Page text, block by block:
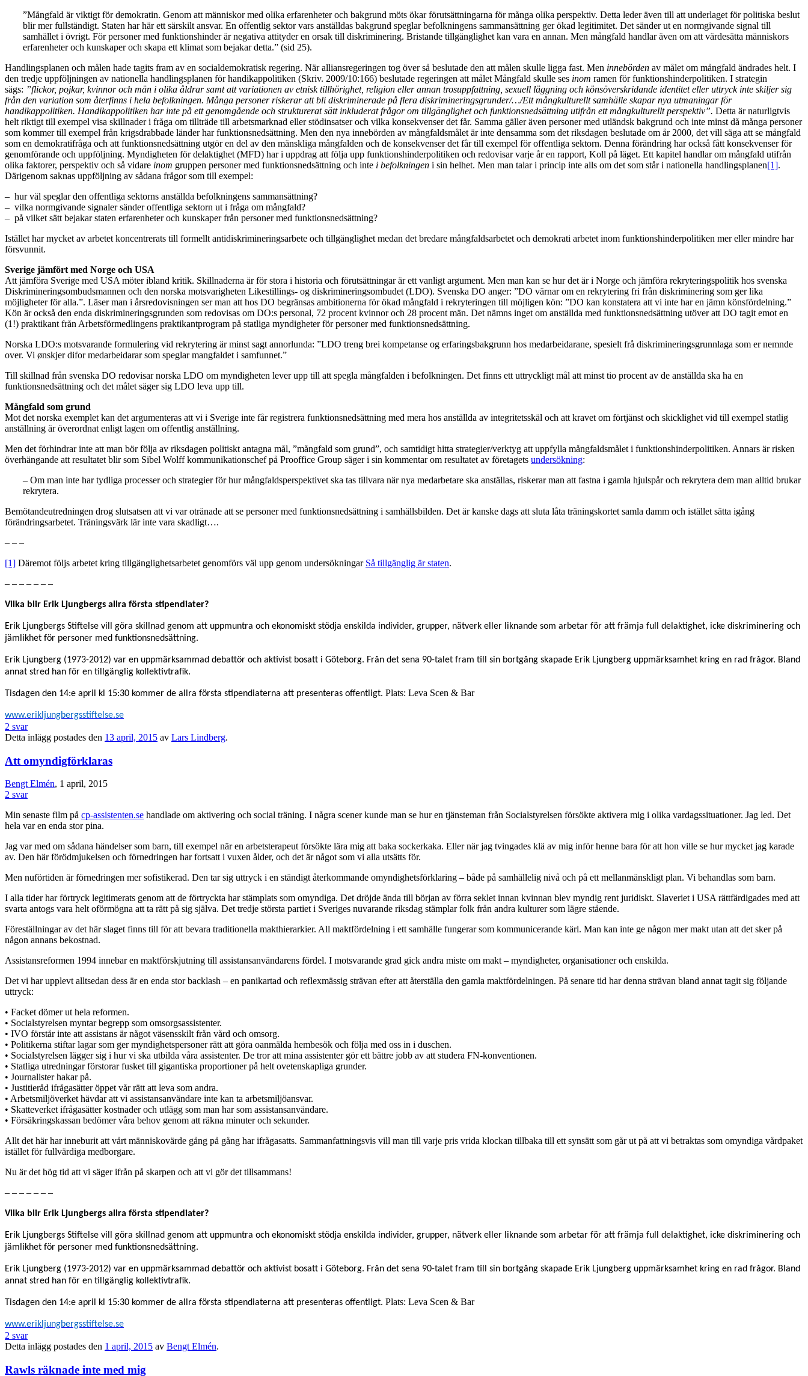
”Mångfald är viktigt för demokratin. Genom att människor med olika erfarenheter och bakgrund möts ökar förutsättningarna för många olika perspektiv. Detta leder även till att underlaget för politiska beslut
blir mer fullständigt. Staten har här ett särskilt ansvar. En offentlig sektor vars anställdas bakgrund speglar befolkningens sammansättning ger ökad legitimitet. Det sänder ut en normgivande signal till
samhället i övrigt. För personer med funktionshinder är negativa attityder en orsak till diskriminering. Bristande tillgänglighet kan vara en annan. Men mångfald handlar även om att värdesätta människors
erfarenheter och kunskaper och skapa ett klimat som bejakar detta.” (sid 25).
Handlingsplanen och målen hade tagits fram av en socialdemokratisk regering. När alliansregeringen tog över så beslutade den att målen skulle ligga fast. Men innebörden av målet om mångfald ändrades helt. I
den tredje uppföljningen av nationella handlingsplanen för handikappolitiken (Skriv. 2009/10:166) beslutade regeringen att målet Mångfald skulle ses inom ramen för funktionshinderpolitiken. I strategin
sägs: ”flickor, pojkar, kvinnor och män i olika åldrar samt att variationen av etnisk tillhörighet, religion eller annan trosuppfattning, sexuell läggning och könsöverskridande identitet eller uttryck inte skiljer sig
från den variation som återfinns i hela befolkningen. Många personer riskerar att bli diskriminerade på flera diskrimineringsgrunder/…/Ett mångkulturellt samhälle skapar nya utmaningar för
handikappolitiken. Handikappolitiken har inte på ett genomgående och strukturerat sätt inkluderat frågor om tillgänglighet och funktionsnedsättning utifrån ett mångkulturellt perspektiv”. Detta är naturligtvis
helt riktigt till exempel visa skillnader i fråga om tillträde till arbetsmarknad eller stödinsatser och vilka konsekvenser det får. Samma gäller även personer med utländsk bakgrund och inte minst då många personer
som kommer till exempel från krigsdrabbade länder har funktionsnedsättning. Men den nya innebörden av mångfaldsmålet är inte densamma som det riksdagen beslutade om år 2000, det vill säga att se mångfald
som en demokratifråga och att funktionsnedsättning utgör en del av den mänskliga mångfalden och de konsekvenser det får till exempel för offentliga sektorn. Denna förändring har också fått konsekvenser för
genomförande och uppföljning. Myndigheten för delaktighet (MFD) har i uppdrag att följa upp funktionshinderpolitiken och redovisar varje år en rapport, Koll på läget. Ett kapitel handlar om mångfald utifrån
olika faktorer, perspektiv och så vidare inom gruppen personer med funktionsnedsättning och inte i befolkningen i sin helhet. Men man talar i princip inte alls om det som står i nationella handlingsplanen[1].
Därigenom saknas uppföljning av sådana frågor som till exempel:
– hur väl speglar den offentliga sektorns anställda befolkningens sammansättning?
– vilka normgivande signaler sänder offentliga sektorn ut i fråga om mångfald?
– på vilket sätt bejakar staten erfarenheter och kunskaper från personer med funktionsnedsättning?
Istället har mycket av arbetet koncentrerats till formellt antidiskrimineringsarbete och tillgänglighet medan det bredare mångfaldsarbetet och demokrati arbetet inom funktionshinderpolitiken mer eller mindre har
försvunnit.
Sverige jämfört med Norge och USA
Att jämföra Sverige med USA möter ibland kritik. Skillnaderna är för stora i historia och förutsättningar är ett vanligt argument. Men man kan se hur det är i Norge och jämföra rekryteringspolitik hos svenska
Diskrimineringsombudsmannen och den norska motsvarigheten Likestillings- og diskrimineringsombudet (LDO). Svenska DO anger: ”DO värnar om en rekrytering fri från diskriminering som ger lika
möjligheter för alla.”. Läser man i årsredovisningen ser man att hos DO begränsas ambitionerna för ökad mångfald i rekryteringen till möjligen kön: ”DO kan konstatera att vi inte har en jämn könsfördelning.”
Kön är också den enda diskrimineringsgrunden som redovisas om DO:s personal, 72 procent kvinnor och 28 procent män. Det nämns inget om anställda med funktionsnedsättning utöver att DO tagit emot en
(1!) praktikant från Arbetsförmedlingens praktikantprogram på statliga myndigheter för personer med funktionsnedsättning.
Norska LDO:s motsvarande formulering vid rekrytering är minst sagt annorlunda: ”LDO treng brei kompetanse og erfaringsbakgrunn hos medarbeidarane, spesielt frå diskrimineringsgrunnlaga som er nemnde
over. Vi ønskjer difor medarbeidarar som speglar mangfaldet i samfunnet.”
Till skillnad från svenska DO redovisar norska LDO om myndigheten lever upp till att spegla mångfalden i befolkningen. Det finns ett uttryckligt mål att minst tio procent av de anställda ska ha en
funktionsnedsättning och det målet säger sig LDO leva upp till.
Mångfald som grund
Mot det norska exemplet kan det argumenteras att vi i Sverige inte får registrera funktionsnedsättning med mera hos anställda av integritetsskäl och att kravet om förtjänst och skicklighet vid till exempel statlig
anställning är överordnat enligt lagen om offentlig anställning.
Men det förhindrar inte att man bör följa av riksdagen politiskt antagna mål, ”mångfald som grund”, och samtidigt hitta strategier/verktyg att uppfylla mångfaldsmålet i funktionshinderpolitiken. Annars är risken
överhängande att resultatet blir som Sibel Wolff kommunikationschef på Prooffice Group säger i sin kommentar om resultatet av företagets undersökning:
– Om man inte har tydliga processer och strategier för hur mångfaldsperspektivet ska tas tillvara när nya medarbetare ska anställas, riskerar man att fastna i gamla hjulspår och rekrytera dem man alltid brukar
rekrytera.
Bemötandeutredningen drog slutsatsen att vi var otränade att se personer med funktionsnedsättning i samhällsbilden. Det är kanske dags att sluta låta träningskortet samla damm och istället sätta igång
förändringsarbetet. Träningsvärk lär inte vara skadligt….
– – –
[1] Däremot följs arbetet kring tillgänglighetsarbetet genomförs väl upp genom undersökningar Så tillgänglig är staten.
– – – – – – –
Vilka blir Erik Ljungbergs allra första stipendiater?
Erik Ljungbergs Stiftelse vill göra skillnad genom att uppmuntra och ekonomiskt stödja enskilda individer, grupper, nätverk eller liknande som arbetar för att främja full delaktighet, icke diskriminering och
jämlikhet för personer med funktionsnedsättning.
Erik Ljungberg (1973-2012) var en uppmärksammad debattör och aktivist bosatt i Göteborg. Från det sena 90-talet fram till sin bortgång skapade Erik Ljungberg uppmärksamhet kring en rad frågor. Bland
annat stred han för en tillgänglig kollektivtrafik.
Tisdagen den 14:e april kl 15:30 kommer de allra första stipendiaterna att presenteras offentligt. Plats: Leva Scen & Bar
www.erikljungbergsstiftelse.se
2 svar
Detta inlägg postades den 13 april, 2015 av Lars Lindberg.
Att omyndigförklaras
Bengt Elmén, 1 april, 2015
2 svar
Min senaste film på cp-assistenten.se handlade om aktivering och social träning. I några scener kunde man se hur en tjänsteman från Socialstyrelsen försökte aktivera mig i olika vardagssituationer. Jag led. Det
hela var en enda stor pina.
Jag var med om sådana händelser som barn, till exempel när en arbetsterapeut försökte lära mig att baka sockerkaka. Eller när jag tvingades klä av mig inför henne bara för att hon ville se hur mycket jag karade
av. Den här förödmjukelsen och förnedringen har fortsatt i vuxen ålder, och det är något som vi alla utsätts för.
Men nuförtiden är förnedringen mer sofistikerad. Den tar sig uttryck i en ständigt återkommande omyndighetsförklaring – både på samhällelig nivå och på ett mellanmänskligt plan. Vi behandlas som barn.
I alla tider har förtryck legitimerats genom att de förtryckta har stämplats som omyndiga. Det dröjde ända till början av förra seklet innan kvinnan blev myndig rent juridiskt. Slaveriet i USA rättfärdigades med att
svarta antogs vara helt oförmögna att ta rätt på sig själva. Det tredje största partiet i Sveriges nuvarande riksdag stämplar folk från andra kulturer som lägre stående.
Föreställningar av det här slaget finns till för att bevara traditionella makthierarkier. All maktfördelning i ett samhälle fungerar som kommunicerande kärl. Man kan inte ge någon mer makt utan att det sker på
någon annans bekostnad.
Assistansreformen 1994 innebar en maktförskjutning till assistansanvändarens fördel. I motsvarande grad gick andra miste om makt – myndigheter, organisationer och enskilda.
Det vi har upplevt alltsedan dess är en enda stor backlash – en panikartad och reflexmässig strävan efter att återställa den gamla maktfördelningen. På senare tid har denna strävan bland annat tagit sig följande
uttryck:
• Facket dömer ut hela reformen.
• Socialstyrelsen myntar begrepp som omsorgsassistenter.
• IVO förstår inte att assistans är något väsensskilt från vård och omsorg.
• Politikerna stiftar lagar som ger myndighetspersoner rätt att göra oanmälda hembesök och följa med oss in i duschen.
• Socialstyrelsen lägger sig i hur vi ska utbilda våra assistenter. De tror att mina assistenter gör ett bättre jobb av att studera FN-konventionen.
• Statliga utredningar förstorar fusket till gigantiska proportioner på helt ovetenskapliga grunder.
• Journalister hakar på.
• Justitieråd ifrågasätter öppet vår rätt att leva som andra.
• Arbetsmiljöverket hävdar att vi assistansanvändare inte kan ta arbetsmiljöansvar.
• Skatteverket ifrågasätter kostnader och utlägg som man har som assistansanvändare.
• Försäkringskassan bedömer våra behov genom att räkna minuter och sekunder.
Allt det här har inneburit att vårt människovärde gång på gång har ifrågasatts. Sammanfattningsvis vill man till varje pris vrida klockan tillbaka till ett synsätt som går ut på att vi betraktas som omyndiga vårdpaket
istället för fullvärdiga medborgare.
Nu är det hög tid att vi säger ifrån på skarpen och att vi gör det tillsammans!
– – – – – – –
Vilka blir Erik Ljungbergs allra första stipendiater?
Erik Ljungbergs Stiftelse vill göra skillnad genom att uppmuntra och ekonomiskt stödja enskilda individer, grupper, nätverk eller liknande som arbetar för att främja full delaktighet, icke diskriminering och
jämlikhet för personer med funktionsnedsättning.
Erik Ljungberg (1973-2012) var en uppmärksammad debattör och aktivist bosatt i Göteborg. Från det sena 90-talet fram till sin bortgång skapade Erik Ljungberg uppmärksamhet kring en rad frågor. Bland
annat stred han för en tillgänglig kollektivtrafik.
Tisdagen den 14:e april kl 15:30 kommer de allra första stipendiaterna att presenteras offentligt. Plats: Leva Scen & Bar
www.erikljungbergsstiftelse.se
2 svar
Detta inlägg postades den 1 april, 2015 av Bengt Elmén.
Rawls räknade inte med mig